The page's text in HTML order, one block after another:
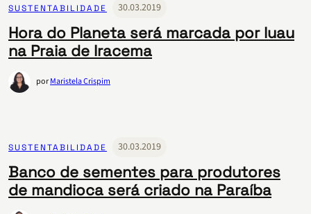
SUSTENTABILIDADE 30.03.2019
Hora do Planeta será marcada por luau
na Praia de Iracema
porMaristela Crispim
SUSTENTABILIDADE 30.03.2019
Banco de sementes para produtores
de mandioca será criado na Paraíba